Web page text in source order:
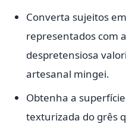
Converta sujeitos
representados com
despretensiosa
artesanal mingei.
Obtenha a
texturizada do grês